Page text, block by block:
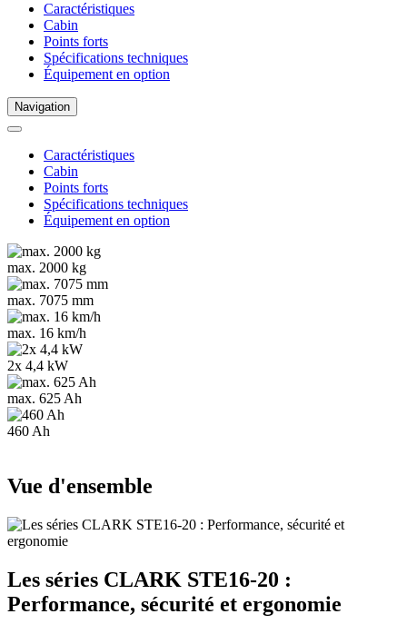
Caractéristiques
Cabin
Points forts
Spécifications techniques
Équipement en option
Navigation
Caractéristiques
Cabin
Points forts
Spécifications techniques
Équipement en option
max. 2000 kg
max. 7075 mm
max. 16 km/h
2x 4,4 kW
max. 625 Ah
460 Ah
Vue d'ensemble
Les séries CLARK STE16-20 :
Performance, sécurité et ergonomie